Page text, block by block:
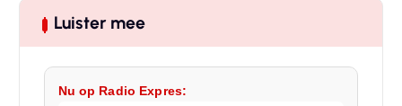
Luister mee
Nu op Radio Expres: